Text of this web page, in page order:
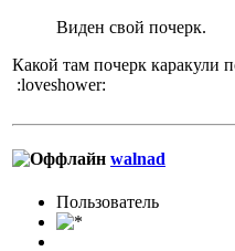
Виден свой почерк.
Какой там почерк каракули
:loveshower:
walnad
Пользовaтeль